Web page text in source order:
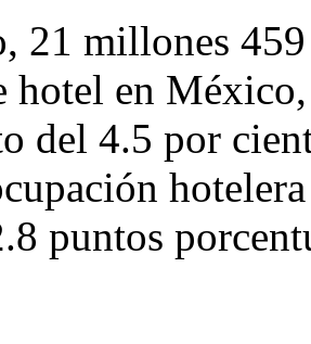
21 millones
hotel en
del 4.5 por
puntos